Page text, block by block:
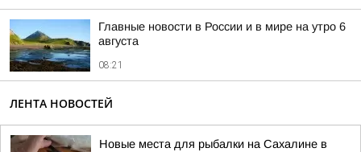
Главные новости в России и в мире на утро 6
августа
08:21
ЛЕНТА НОВОСТЕЙ
Новые места для рыбалки на Сахалине в